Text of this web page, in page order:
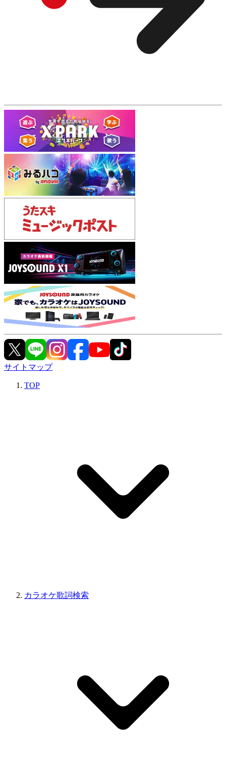
サイトマップ
TOP
カラオケ歌詞検索